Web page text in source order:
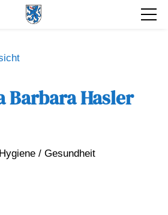
Barbara Hasler
/ Gesundheit